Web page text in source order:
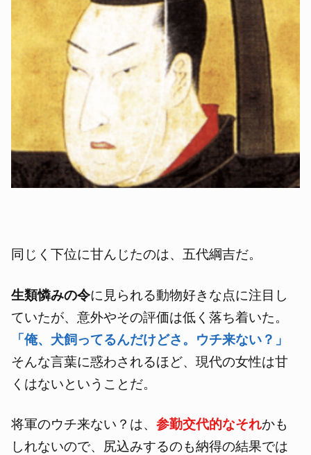
同じく下位に甘んじたのは、五代綱吉だ。
生類憐みの令に見られる動物好きな点に注目し
ていたが、意外やその評価は低く落ち着いた。
「俺、犬飼ってるんだけどさ。ウチ来ない？」
そんな言葉に惑わされるほど、現代の女性は甘
くはないということだ。
将軍のウチ来ない？は、参勤交代的なそれかも
しれないので、尻込みするのも納得の結果では